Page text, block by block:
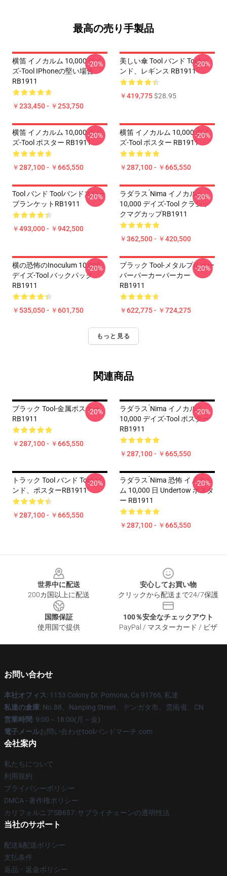
最高の売り手製品
横笛 イノカルム 10,000 デイ
ズ-Tool IPhoneの堅い場合
RB1911
￥233,450 - ￥253,750
-20%
美しい傘 Tool バンド Tool バ
ンド、レギンス RB1911
￥419,775$28.95
-20%
横笛 イノカルム 10,000 デイ
ズ-Tool ポスター RB1911
￥287,100 - ￥665,550
-20%
横笛 イノカルム 10,000 デイ
ズ-Tool ポスター RB1911
￥287,100 - ￥665,550
-20%
Tool バンド Toolバンドスロー
ブランケットRB1911
￥493,000 - ￥942,500
-20%
ラダラス ́nima イノカルム
10,000 デイズ-Tool クラシッ
クマグカップRB1911
￥362,500 - ￥420,500
-20%
横の恐怖のInoculum 10,000
デイズ-Tool バックパック
RB1911
￥535,050 - ￥601,750
-20%
ブラック Tool-メタルプルオー
バーパーカーパーカー
RB1911
￥622,775 - ￥724,275
-20%
もっと見る
関連商品
ブラック Tool-金属ポスター
RB1911
￥287,100 - ￥665,550
-20%
ラダラス ́nima イノカルム
10,000 デイズ-Tool ポスター
RB1911
￥287,100 - ￥665,550
-20%
トラック Tool バンド Tool バ
ンド、ポスターRB1911
￥287,100 - ￥665,550
-20%
ラダラス ́nima 恐怖 イノクル
ム 10,000 日 Undertow ポスタ
ー RB1911
￥287,100 - ￥665,550
-20%
世界中に配送
200カ国以上に配送
安心してお買い物
クリックから配送まで24/7保護
国際保証
使用国で提供
100％安全なチェックアウト
PayPal / マスターカード / ビザ
お問い合わせ
本社オフィス: 1153 Colony Dr. Pomona, Ca 91766, 私達
私達の倉庫: No.88、Nanping Street、デンガタ市、雲南省、CN
営業時間: 9:00～18:00(月～金)
電子メールお問い合わせtoolバンドマーチ.com
会社案内
私たちについて
利用規約
プライバシーポリシー
DMCA - 著作権ポリシー
カリフォルニアSB657: サプライチェーンの透明性法
当社のサポート
配送&配送ポリシー
支払条件
返品・返金ポリシー